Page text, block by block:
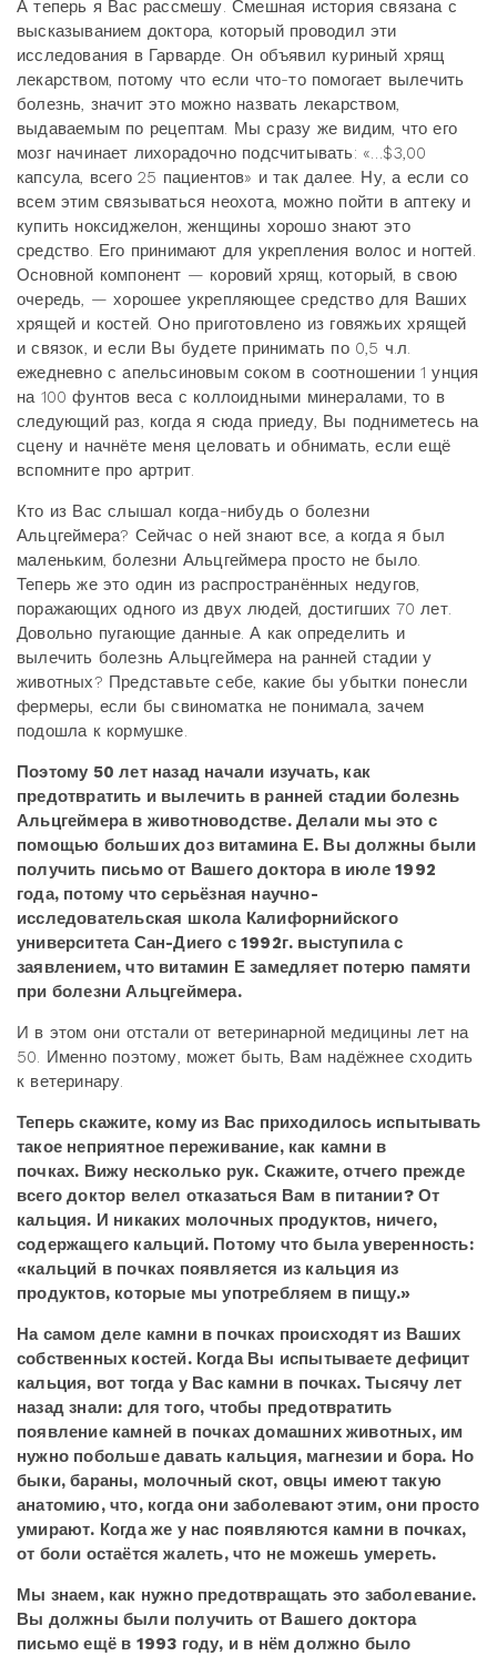
А теперь я Вас рассмешу. Смешная история связана с
высказыванием доктора, который проводил эти
исследования в Гарварде. Он объявил куриный хрящ
лекарством, потому что если что-то помогает вылечить
болезнь, значит это можно назвать лекарством,
выдаваемым по рецептам. Мы сразу же видим, что его
мозг начинает лихорадочно подсчитывать: «…$3,00
капсула, всего 25 пациентов» и так далее. Ну, а если со
всем этим связываться неохота, можно пойти в аптеку и
купить ноксиджелон, женщины хорошо знают это
средство. Его принимают для укрепления волос и ногтей.
Основной компонент — коровий хрящ, который, в свою
очередь, — хорошее укрепляющее средство для Ваших
хрящей и костей. Оно приготовлено из говяжьих хрящей
и связок, и если Вы будете принимать по 0,5 ч.л.
ежедневно с апельсиновым соком в соотношении 1 унция
на 100 фунтов веса с коллоидными минералами, то в
следующий раз, когда я сюда приеду, Вы подниметесь на
сцену и начнёте меня целовать и обнимать, если ещё
вспомните про артрит.
Кто из Вас слышал когда-нибудь о болезни
Альцгеймера? Сейчас о ней знают все, а когда я был
маленьким, болезни Альцгеймера просто не было.
Теперь же это один из распространённых недугов,
поражающих одного из двух людей, достигших 70 лет.
Довольно пугающие данные. А как определить и
вылечить болезнь Альцгеймера на ранней стадии у
животных? Представьте себе, какие бы убытки понесли
фермеры, если бы свиноматка не понимала, зачем
подошла к кормушке.
Поэтому 50 лет назад начали изучать, как
предотвратить и вылечить в ранней стадии болезнь
Альцгеймера в животноводстве. Делали мы это с
помощью больших доз витамина Е. Вы должны были
получить письмо от Вашего доктора в июле 1992
года, потому что серьёзная научно-
исследовательская школа Калифорнийского
университета Сан-Диего с 1992г. выступила с
заявлением, что витамин Е замедляет потерю памяти
при болезни Альцгеймера.
И в этом они отстали от ветеринарной медицины лет на
50. Именно поэтому, может быть, Вам надёжнее сходить
к ветеринару.
Теперь скажите, кому из Вас приходилось испытывать
такое неприятное переживание, как камни в
почках. Вижу несколько рук. Скажите, отчего прежде
всего доктор велел отказаться Вам в питании? От
кальция. И никаких молочных продуктов, ничего,
содержащего кальций. Потому что была уверенность:
«кальций в почках появляется из кальция из
продуктов, которые мы употребляем в пищу.»
На самом деле камни в почках происходят из Ваших
собственных костей. Когда Вы испытываете дефицит
кальция, вот тогда у Вас камни в почках. Тысячу лет
назад знали: для того, чтобы предотвратить
появление камней в почках домашних животных, им
нужно побольше давать кальция, магнезии и бора. Но
быки, бараны, молочный скот, овцы имеют такую
анатомию, что, когда они заболевают этим, они просто
умирают. Когда же у нас появляются камни в почках,
от боли остаётся жалеть, что не можешь умереть.
Мы знаем, как нужно предотвращать это заболевание.
Вы должны были получить от Вашего доктора
письмо ещё в 1993 году, и в нём должно было